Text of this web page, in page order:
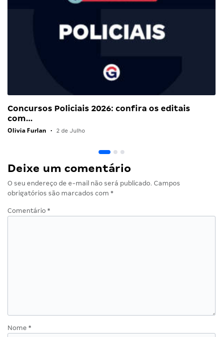
Concursos Policiais 2026: confira os editais
com…
Olivia Furlan • 2 de Julho
Deixe um comentário
O seu endereço de e-mail não será publicado. Campos
obrigatórios são marcados com *
Comentário *
Nome *